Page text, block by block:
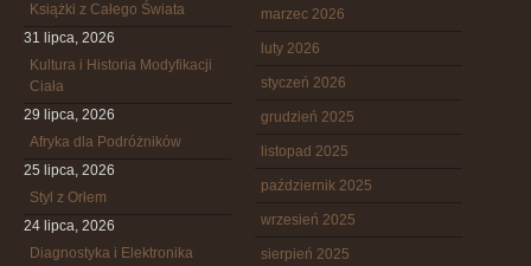
Książki z Całego Świata
31 lipca, 2026
Kultura i Historia Modyfikacji
Ciała
29 lipca, 2026
Afryka dla Podróżników
25 lipca, 2026
Styl z Orłem
24 lipca, 2026
Diagnostyka i Elektronika
marzec 2026
luty 2026
styczeń 2026
grudzień 2025
listopad 2025
październik 2025
wrzesień 2025
sierpień 2025